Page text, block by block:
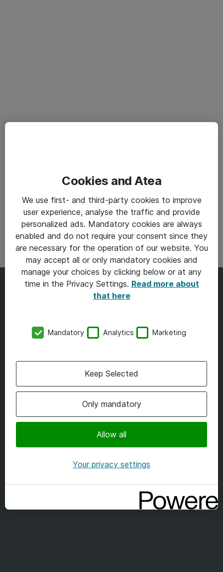
Atea Copilot Community er
feedback og sammen blive
bedre til at udnytte Copilot i
hverdagen.
Se alle sessioner her
Cookies and Atea
We use first- and third-party cookies to improve
user experience, analyse the traffic and provide
personalized ads. Mandatory cookies are always
enabled and do not require your consent since they
are necessary for the operation of our website. You
may accept all or only mandatory cookies and
manage your choices by clicking below or at any
time in the Privacy Settings. Read more about
that here
Mandatory Analytics Marketing
Only mandatory
Allow all
Keep Selected
Your privacy settings